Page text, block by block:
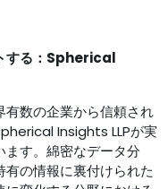
する：Spherical
有数の企業から信頼され
Insights LLPが実
ます。綿密なデータ分
の情報に裏付けられた